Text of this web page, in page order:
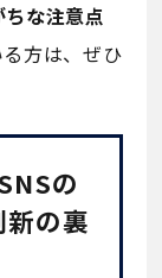
な注意点
方は、ぜひ
の
の裏